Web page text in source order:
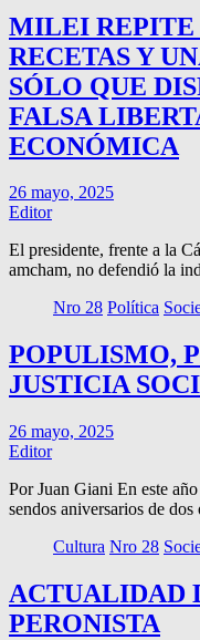
MILEI REPITE
RECETAS Y
SÓLO QUE
FALSA
ECONÓMICA
26 mayo, 2025
Editor
El presidente, frente a la
amcham, no defendió la
Nro 28 Política
POPULISMO,
JUSTICIA
26 mayo, 2025
Editor
Por Juan Giani En este
sendos aniversarios de
Cultura Nro 28
ACTUALIDAD
PERONISTA